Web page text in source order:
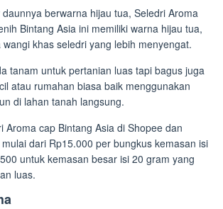
berwarna hijau tua, Seledri Aroma
Bintang Asia ini memiliki warna hijau tua,
khas seledri yang lebih menyengat.
tanam untuk pertanian luas tapi bagus juga
atau rumahan biasa baik menggunakan
di lahan tanah langsung.
Aroma cap Bintang Asia di Shopee dan
dari Rp15.000 per bungkus kemasan isi
untuk kemasan besar isi 20 gram yang
luas.